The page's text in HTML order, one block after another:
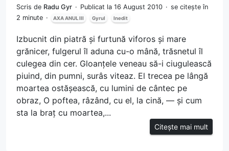
Scris de Radu Gyr Publicat la 16 August 2010
se citește în
2 minute
AXA ANUL III Gyrul Inedit
Izbucnit din piatră și furtună viforos și mare
grănicer, fulgerul îl aduna cu-o mână, trăsnetul îl
culegea din cer. Gloanțele veneau să-i ciugulească
piuind, din pumni, surâs viteaz. El trecea pe lângă
moartea ostășească, cu lumini de cântec pe
obraz, O poftea, râzând, cu el, la cină, — și cum
sta la braț cu moartea,...
Citește mai mult